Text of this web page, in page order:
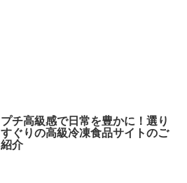
プチ高級感で日常を豊かに！選り
すぐりの高級冷凍食品サイトのご
紹介